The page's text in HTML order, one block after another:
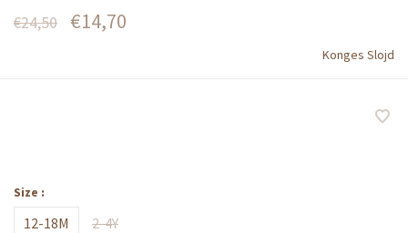
€24,50 €14,70
Konges Slojd
Size :
12-18M 2-4Y